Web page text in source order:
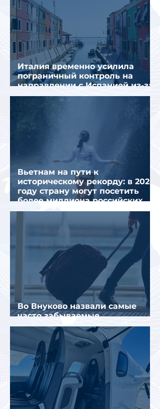
Италия временно усилила
пограничный контроль на
направлении с Испанией из-за
миграционного кризиса
Вьетнам на пути к
историческому рекорду: в 2026
году страну могут посетить
более миллиона российских
туристов
Во Внуково назвали самые
часто забываемые
пассажирами вещи